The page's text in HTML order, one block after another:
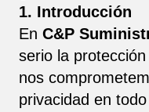
1. Introducción
En C&P
serio la
nos
privacidad en